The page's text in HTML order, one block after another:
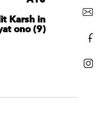
Karsh in
ono (9)